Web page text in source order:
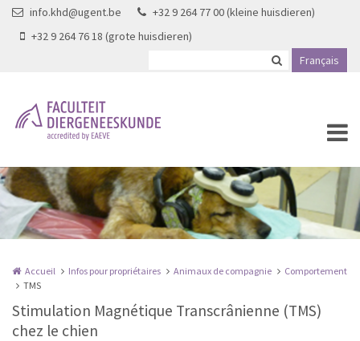
Aller au contenu principal
info.khd@ugent.be
+32 9 264 77 00 (kleine huisdieren)
+32 9 264 76 18 (grote huisdieren)
Français
Accueil Infos pour propriétaires Animaux de compagnie
Comportement
TMS
Stimulation Magnétique Transcrânienne (TMS)
chez le chien